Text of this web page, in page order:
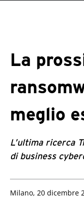
La
meglio
L’ultima ricerca
di business
Milano, 20 dicembre
Products